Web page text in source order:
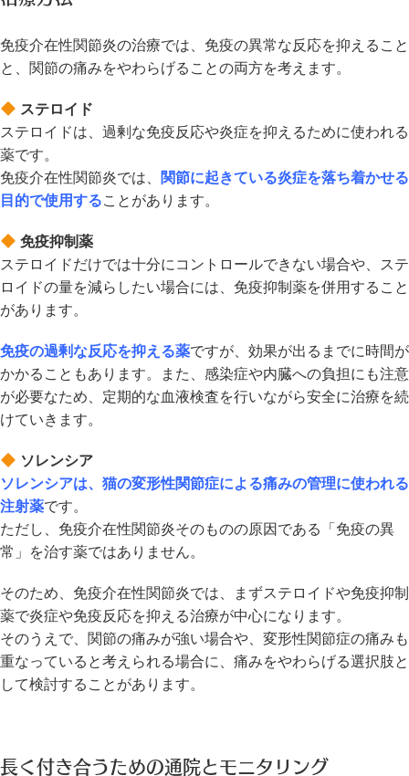
免疫介在性関節炎の治療では、免疫の異常な反応を抑えること
と、関節の痛みをやわらげることの両方を考えます。
ステロイド
ステロイドは、過剰な免疫反応や炎症を抑えるために使われる
薬です。
免疫介在性関節炎では、
関節に起きている炎症を落ち着かせる
目的で使用することがあります。
免疫抑制薬
ステロイドだけでは十分にコントロールできない場合や、ステ
ロイドの量を減らしたい場合には、免疫抑制薬を併用すること
があります。
免疫の過剰な反応を抑える薬ですが、効果が出るまでに時間が
かかることもあります。また、感染症や内臓への負担にも注意
が必要なため、定期的な血液検査を行いながら安全に治療を続
けていきます。
ソレンシア
ソレンシアは、猫の変形性関節症による痛みの管理に使われる
注射薬です。
ただし、免疫介在性関節炎そのものの原因である「免疫の異
常」を治す薬ではありません。
そのため、免疫介在性関節炎では、まずステロイドや免疫抑制
薬で炎症や免疫反応を抑える治療が中心になります。
そのうえで、関節の痛みが強い場合や、変形性関節症の痛みも
重なっていると考えられる場合に、痛みをやわらげる選択肢と
して検討することがあります。
長く付き合うための通院とモニタリング